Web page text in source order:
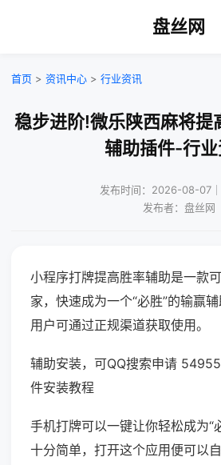
盘丝网
首页 > 资讯中心 > 行业资讯
稳步进阶!微乐陕西麻将提
辅助插件-行
发布时间：2026-08-07
发布者：盘丝网
小程序打牌提高胜率辅助是一款
家，快速成为一个“必胜”的输赢
用户可通过正规渠道获取使用。
辅助安装，可QQ搜索申请
件安装教程
手机打牌可以一键让你轻松成为“
十分简单，打开这个应用便可以